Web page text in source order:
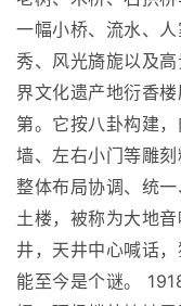
一幅小桥、流水、
秀、风光旖旎以及
界文化遗产地衍香
第。它按八卦构建
墙、左右小门等雕刻
整体布局协调、统
土楼，被称为大地
井，天井中心喊话
能至今是个谜。